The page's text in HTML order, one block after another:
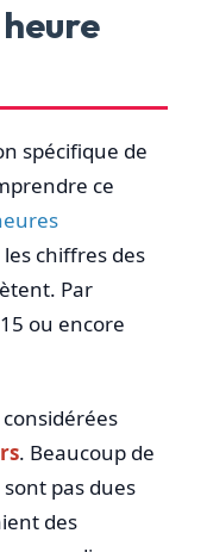
heure
spécifique de
ce
chiffres des
Par
ou encore
. Beaucoup de
pas dues
des